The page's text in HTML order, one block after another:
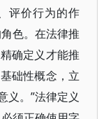
评价行为的作
色。在法律推
确定义才能推
础性概念，立
义。”法律定义